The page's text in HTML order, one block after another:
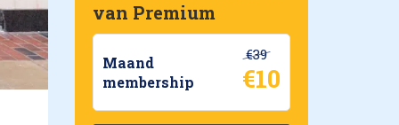
van Premium
Maand
membership
€39
€10